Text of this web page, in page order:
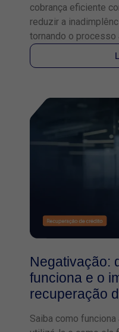
cobrança eficiente
reduzir a
tornando o processo
Negativação:
funciona e o
recuperação
Saiba como funciona